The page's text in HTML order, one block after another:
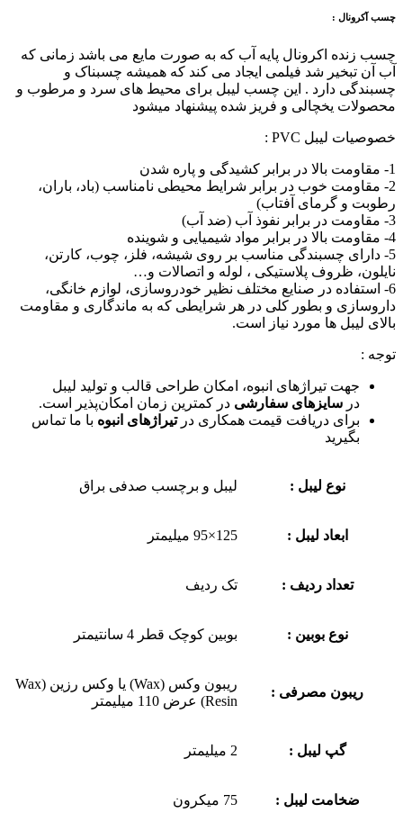
چسب آکرونال :
چسب زنده اکرونال پایه آب که به صورت مایع می باشد زمانی که
آب آن تبخیر شد فیلمی ایجاد می کند که همیشه چسبناک و
چسبندگی دارد . این چسب لیبل برای محیط های سرد و مرطوب و
محصولات یخچالی و فریز شده پیشنهاد میشود
خصوصیات لیبل PVC :
1- مقاومت بالا در برابر کشیدگی و پاره شدن
2- مقاومت خوب در برابر شرایط محیطی نامناسب (باد، باران،
رطوبت و گرمای آفتاب)
3- مقاومت در برابر نفوذ آب (ضد آب)
4- مقاومت بالا در برابر مواد شیمیایی و شوینده
5- دارای چسبندگی مناسب بر روی شیشه، فلز، چوب، کارتن،
نایلون، ظروف پلاستیکی ، لوله و اتصالات و…
6- استفاده در صنایع مختلف نظیر خودروسازی، لوازم خانگی،
داروسازی و بطور کلی در هر شرایطی که به ماندگاری و مقاومت
بالای لیبل ها مورد نیاز است.
توجه :
جهت تیراژهای انبوه، امکان طراحی قالب و تولید لیبل
در سایزهای سفارشی در کمترین زمان امکان‌پذیر است.
برای دریافت قیمت همکاری درتیراژهای انبوه با ما تماس
بگیرید
نوع لیبل : لیبل و برچسب صدفی براق
ابعاد لیبل : 125×95 میلیمتر
تعداد ردیف : تک ردیف
نوع بوبین : بوبین کوچک قطر 4 سانتیمتر
ریبون مصرفی :
ریبون وکس (Wax) یا وکس رزین (Wax
Resin) عرض 110 میلیمتر
گپ لیبل : 2 میلیمتر
ضخامت لیبل : 75 میکرون